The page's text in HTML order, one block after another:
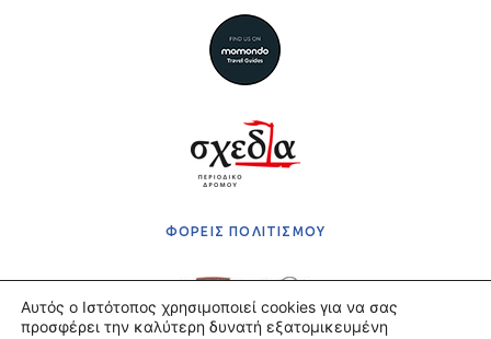
ΦΟΡΕΙΣ ΠΟΛΙΤΙΣΜΟΥ
Αυτός ο Ιστότοπος χρησιμοποιεί cookies για να σας
προσφέρει την καλύτερη δυνατή εξατομικευμένη